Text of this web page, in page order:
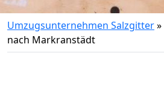
Umzugsunternehmen Salzgitter»
nach Markranstädt